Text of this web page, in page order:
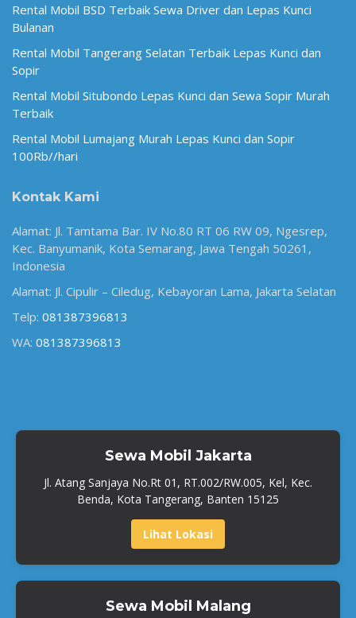
Rental Mobil BSD Terbaik Sewa Driver dan Lepas Kunci
Bulanan
Rental Mobil Tangerang Selatan Terbaik Lepas Kunci dan
Sopir
Rental Mobil Situbondo Lepas Kunci dan Sewa Sopir Murah
Terbaik
Rental Mobil Lumajang Murah Lepas Kunci dan Sopir
100Rb//hari
Kontak Kami
Alamat: Jl. Tamtama Bar. IV No.80 RT 06 RW 09, Ngesrep,
Kec. Banyumanik, Kota Semarang, Jawa Tengah 50261,
Indonesia
Alamat: Jl. Cipulir – Ciledug, Kebayoran Lama, Jakarta Selatan
Telp: 081387396813
WA: 081387396813
Sewa Mobil Jakarta
Jl. Atang Sanjaya No.Rt 01, RT.002/RW.005, Kel, Kec.
Benda, Kota Tangerang, Banten 15125
Lihat Lokasi
Sewa Mobil Malang